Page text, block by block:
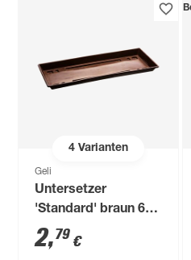
4Varianten
Geli
Untersetzer
'Standard' braun 60
x 15,5 cm
2,79 €